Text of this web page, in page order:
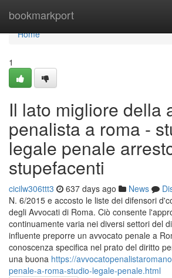
bookmarkport
Home
Home
1
Il lato migliore della
penalista a roma -
legale penale
stupefacenti
cicilw306ttt3 637 days ago News
N. 6/2015 e accosto le liste dei difensori
degli Avvocati di Roma. Ciò consente
continuamente varia nei diversi settori del
influente preporre un avvocato penale a
conoscenza specifica nel prato del diritto
una buona https://
penale-a-roma-studio-legale-penale.html